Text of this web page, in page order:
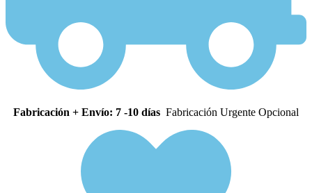
Fabricación + Envío: 7 -10 días Fabricación Urgente Opcional